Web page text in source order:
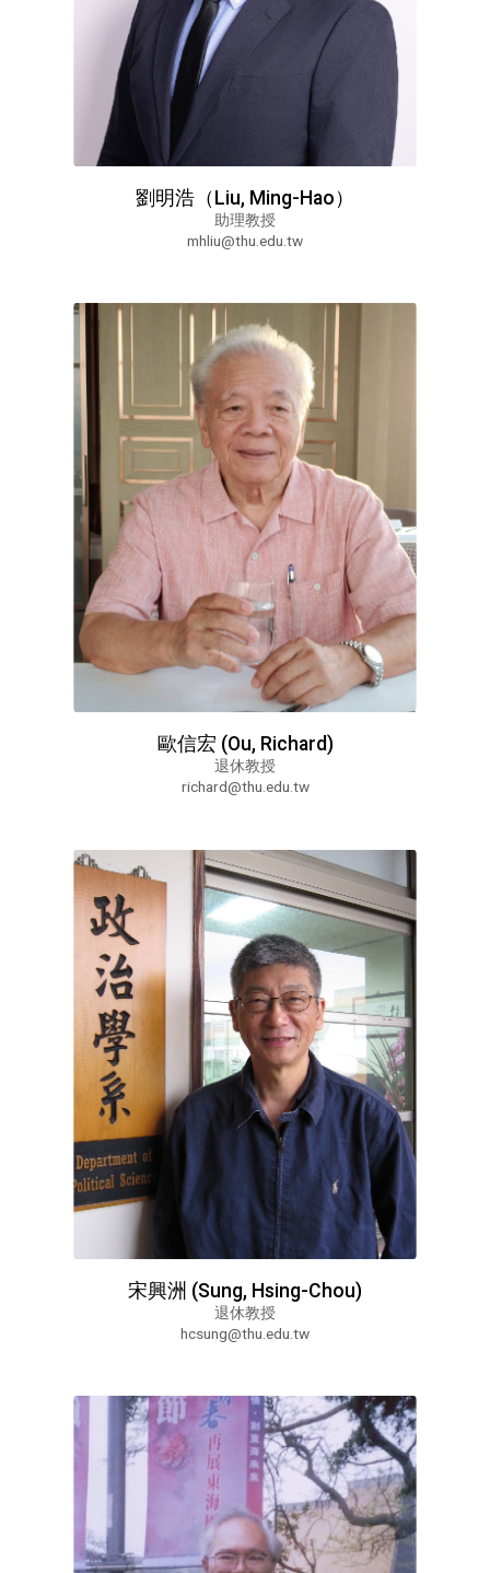
劉明浩（Liu, Ming-Hao）
助理教授
mhliu@thu.edu.tw
歐信宏 (Ou, Richard)
退休教授
richard@thu.edu.tw
宋興洲 (Sung, Hsing-Chou)
退休教授
hcsung@thu.edu.tw